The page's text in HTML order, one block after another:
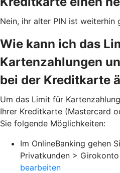
Nein, ihr alter PIN ist weiterhin
Wie kann ich das
Kartenzahlungen
bei der Kreditkarte
Um das Limit für
Ihrer Kreditkarte (Mastercard
Sie folgende Möglichkeiten:
Im OnlineBanking gehen
Privatkunden >
bearbeiten